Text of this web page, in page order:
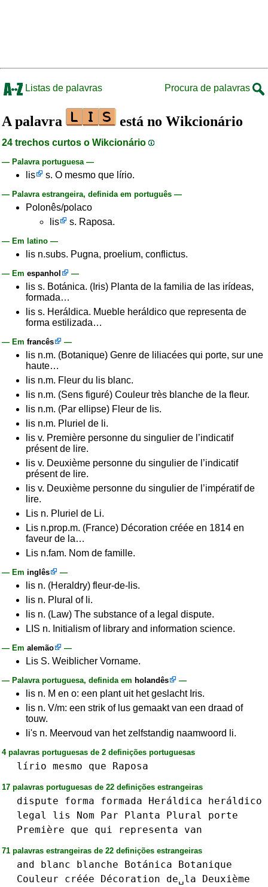
Listas de palavras Procura de palavras
A palavra está no Wikcionário
24 trechos curtos o Wikcionário
— Palavra portuguesa —
lis s. O mesmo que lírio.
— Palavra estrangeira, definida em português —
Polonês/polaco
lis
s. Raposa.
— Em latino —
lis n.subs. Pugna, proelium, conflictus.
— Em espanhol —
lis s. Botánica. (Iris) Planta de la familia de las irídeas,
formada…
lis s. Heráldica. Mueble heráldico que representa de
forma estilizada…
— Em francês —
lis n.m. (Botanique) Genre de liliacées qui porte, sur une
haute…
lis n.m. Fleur du lis blanc.
lis n.m. (Sens figuré) Couleur très blanche de la fleur.
lis n.m. (Par ellipse) Fleur de lis.
lis n.m. Pluriel de li.
lis v. Première personne du singulier de l’indicatif
présent de lire.
lis v. Deuxième personne du singulier de l’indicatif
présent de lire.
lis v. Deuxième personne du singulier de l’impératif de
lire.
Lis n. Pluriel de Li.
Lis n.prop.m. (France) Décoration créée en 1814 en
faveur de la…
Lis n.fam. Nom de famille.
— Em inglês —
lis n. (Heraldry) fleur-de-lis.
lis n. Plural of li.
lis n. (Law) The substance of a legal dispute.
LIS n. Initialism of library and information science.
— Em alemão —
Lis S. Weiblicher Vorname.
— Palavra portuguesa, definida em holandês —
lis n. M en o: een plant uit het geslacht Iris.
lis n. V/m: een strik of lus gemaakt van een draad of
touw.
li's n. Meervoud van het zelfstandig naamwoord li.
4 palavras portuguesas de 2 definições portuguesas
lírio mesmo que Raposa
17 palavras portuguesas de 22 definições estrangeiras
dispute forma formada Heráldica
heráldico
legal
lis Nom Par Planta Plural
porte
Première
que qui representa van
71 palavras estrangeiras de 22 definições estrangeiras
and blanc blanche Botánica
Botanique
Couleur
créée Décoration de␣la
Deuxième